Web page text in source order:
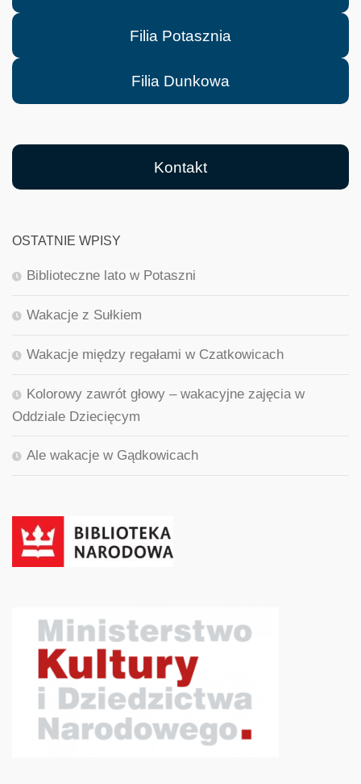
Filia Potasznia
Filia Dunkowa
Kontakt
OSTATNIE WPISY
Biblioteczne lato w Potaszni
Wakacje z Sułkiem
Wakacje między regałami w Czatkowicach
Kolorowy zawrót głowy – wakacyjne zajęcia w
Oddziale Dziecięcym
Ale wakacje w Gądkowicach